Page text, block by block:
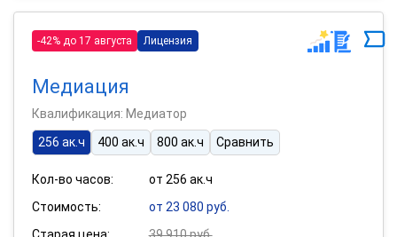
-42% до 17 августа Лицензия
Медиация
Квалификация: Медиатор
256 ак.ч
400 ак.ч 800 ак.ч Сравнить
Кол-во часов:
от 256 ак.ч
Стоимость:
от 23 080 руб.